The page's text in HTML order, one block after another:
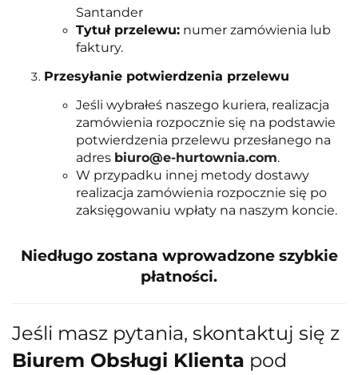
Santander
Tytuł przelewu: numer zamówienia lub
faktury.
Przesyłanie potwierdzenia przelewu
Jeśli wybrałeś naszego kuriera, realizacja
zamówienia rozpocznie się na podstawie
potwierdzenia przelewu przesłanego na
adres biuro@e-hurtownia.com.
W przypadku innej metody dostawy
realizacja zamówienia rozpocznie się po
zaksięgowaniu wpłaty na naszym koncie.
Niedługo zostana wprowadzone szybkie
płatności.
Jeśli masz pytania, skontaktuj się z
Biurem Obsługi Klienta pod